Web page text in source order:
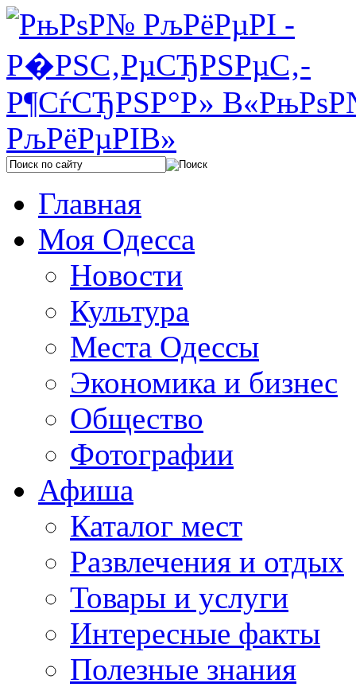
Главная
Моя Одесса
Новости
Культура
Места Одессы
Экономика и бизнес
Общество
Фотографии
Афиша
Каталог мест
Развлечения и отдых
Товары и услуги
Интересные факты
Полезные знания